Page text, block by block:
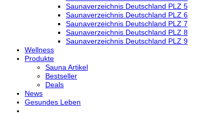
Saunaverzeichnis Deutschland PLZ 5
Saunaverzeichnis Deutschland PLZ 6
Saunaverzeichnis Deutschland PLZ 7
Saunaverzeichnis Deutschland PLZ 8
Saunaverzeichnis Deutschland PLZ 9
Wellness
Produkte
Sauna Artikel
Bestseller
Deals
News
Gesundes Leben